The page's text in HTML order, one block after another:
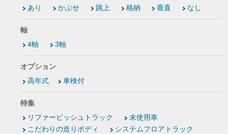
あり
かぶせ 跳上 格納 垂直 なし
軸
4軸
3軸
オプション
高年式
車検付
特集
リファービッシュトラック
未使用車
こだわりの造りボディ
システムフロアトラック